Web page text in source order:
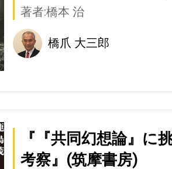
著者:橋本 治
橋爪 大三郎
『『共同幻想論』
考察』(筑摩書房)